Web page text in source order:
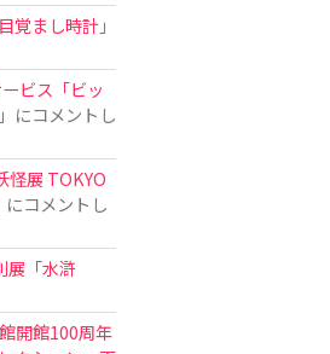
覚まし時計」
ビス「ビッ
」にコメントし
怪展 TOKYO
にコメントし
展「水滸
開館100周年